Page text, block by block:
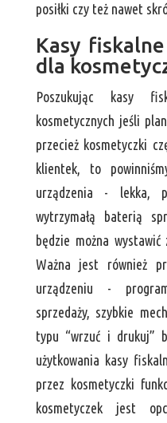
posiłki czy też nawet
Kasy
dla
Poszukując kasy
kosmetycznych jeśli
przecież kosmetyczki
klientek, to
urządzenia - lekka,
wytrzymałą baterią
będzie można wystawić
Ważna jest również
urządzeniu -
sprzedaży, szybkie
typu “wrzuć i drukuj”
użytkowania kasy
przez kosmetyczki
kosmetyczek jest